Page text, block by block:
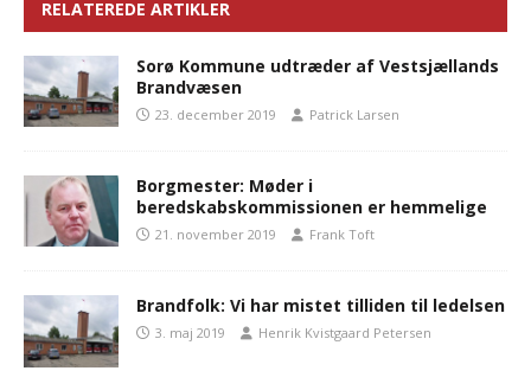
RELATEREDE ARTIKLER
Sorø Kommune udtræder af Vestsjællands
Brandvæsen
23. december 2019 Patrick Larsen
Borgmester: Møder i
beredskabskommissionen er hemmelige
21. november 2019 Frank Toft
Brandfolk: Vi har mistet tilliden til ledelsen
3. maj 2019 Henrik Kvistgaard Petersen